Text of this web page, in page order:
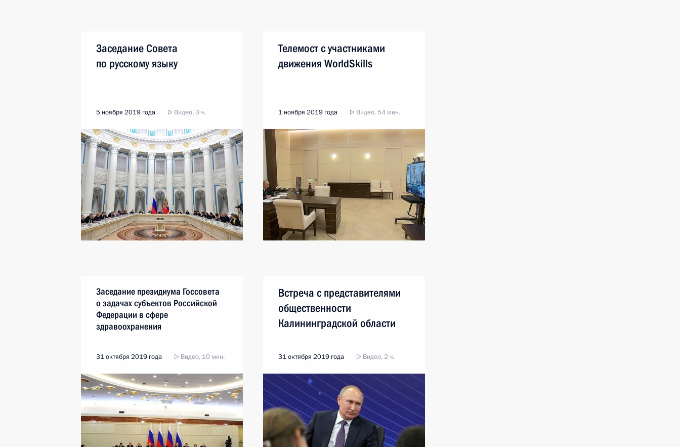
Заседание Совета
по русскому языку
5 ноября 2019 года Видео, 3 ч.
Телемост с участниками
движения WorldSkills
1 ноября 2019 года Видео, 54 мин.
Заседание президиума Госсовета
о задачах субъектов Российской
Федерации в сфере
здравоохранения
31 октября 2019 года Видео, 10 мин.
Встреча с представителями
общественности
Калининградской области
31 октября 2019 года Видео, 2 ч.